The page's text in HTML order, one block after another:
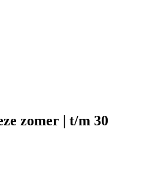
zomer | t/m 30